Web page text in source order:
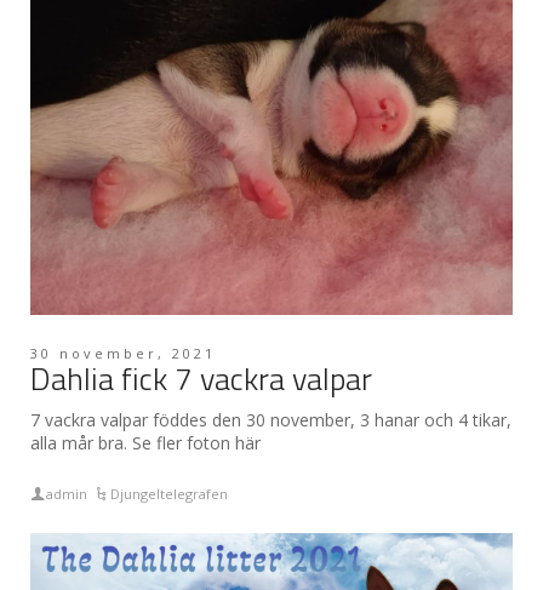
30 november, 2021
Dahlia fick 7 vackra valpar
7 vackra valpar föddes den 30 november, 3 hanar och 4 tikar,
alla mår bra. Se fler foton här
admin Djungeltelegrafen